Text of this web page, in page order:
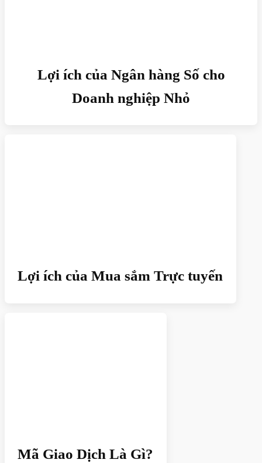
Lợi ích của Ngân hàng Số cho
Doanh nghiệp Nhỏ
Lợi ích của Mua sắm Trực tuyến
Mã Giao Dịch Là Gì?